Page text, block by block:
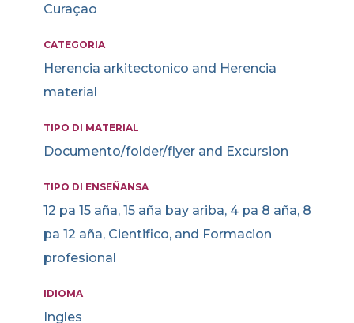
Curaçao
CATEGORIA
Herencia arkitectonico and Herencia
material
TIPO DI MATERIAL
Documento/folder/flyer and Excursion
TIPO DI ENSEÑANSA
12 pa 15 aña, 15 aña bay ariba, 4 pa 8 aña, 8
pa 12 aña, Cientifico, and Formacion
profesional
IDIOMA
Ingles